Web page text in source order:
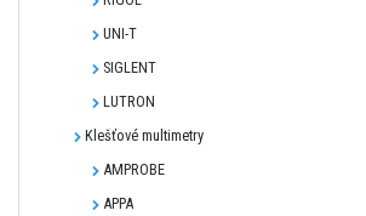
UNI-T
SIGLENT
LUTRON
Klešťové multimetry
AMPROBE
APPA